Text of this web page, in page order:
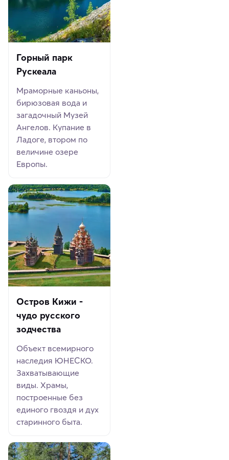
Горный парк
Рускеала
Мраморные каньоны,
бирюзовая вода и
загадочный Музей
Ангелов. Купание в
Ладоге, втором по
величине озере
Европы.
Остров Кижи -
чудо русского
зодчества
Объект всемирного
наследия ЮНЕСКО.
Захватывающие
виды. Храмы,
построенные без
единого гвоздя и дух
старинного быта.